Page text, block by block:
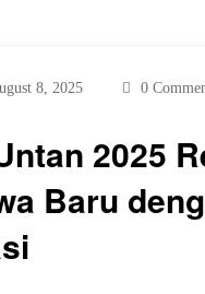
8, 2025 0
2025
Baru